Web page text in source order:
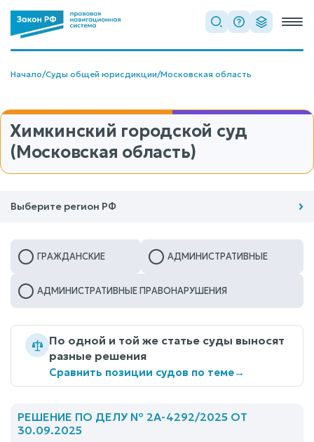
Начало/Суды общей юрисдикции/Московская область
Химкинский городской суд
(Московская область)
Выберите регион РФ
ГРАЖДАНСКИЕ АДМИНИСТРАТИВНЫЕ
АДМИНИСТРАТИВНЫЕ ПРАВОНАРУШЕНИЯ
По одной и той же статье суды выносят
разные решения
Сравнить позиции судов по теме→
РЕШЕНИЕ ПО ДЕЛУ № 2А-4292/2025 ОТ
30.09.2025